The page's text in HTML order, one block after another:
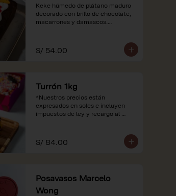
Keke húmedo de plátano maduro
decorado con brillo de chocolate,
macarrones y damascos.
expresados en soles e incluyen
impuestos de ley y recargo al
S/ 54.00
Turrón 1kg
*Nuestros precios están
expresados en soles e incluyen
impuestos de ley y recargo al
S/ 84.00
Posavasos Marcelo
Wong